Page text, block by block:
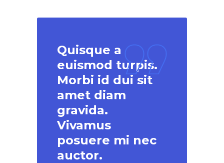
Quisque a
euismod turpis.
Morbi id dui sit
amet diam
gravida.
Vivamus
posuere mi nec
auctor.